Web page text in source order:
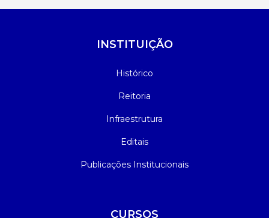
INSTITUIÇÃO
Histórico
Reitoria
Infraestrutura
Editais
Publicações Institucionais
CURSOS